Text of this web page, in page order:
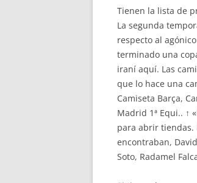
Tienen la lista de
La segunda
respecto al
terminado una
iraní aquí. Las
que lo hace una
Camiseta Barça,
Madrid 1ª Equi.. ↑
para abrir tiendas.
encontraban,
Soto, Radamel